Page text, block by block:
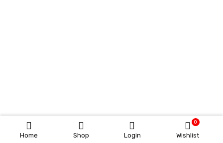
Home Shop Login Wishlist
0